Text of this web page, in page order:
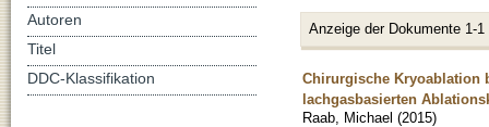
Anzeige der Dokumente 1-1
Chirurgische Kryoablation
lachgasbasierten
Raab, Michael (2015)
Autoren
Titel
DDC-Klassifikation